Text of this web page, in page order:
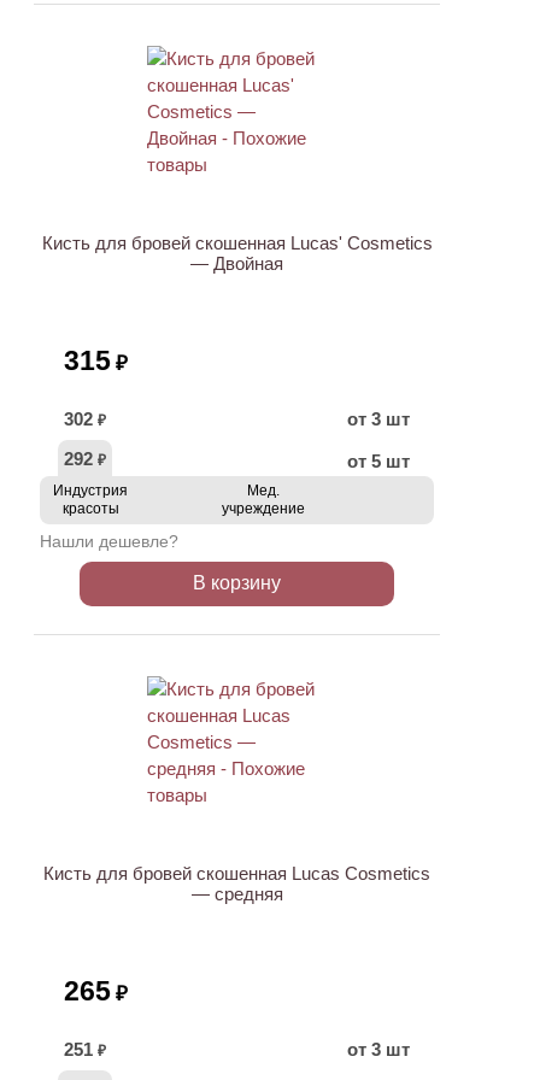
Кисть для бровей скошенная Lucas' Cosmetics
— Двойная
315 ₽
302 ₽
от 3 шт
292 ₽ от 5 шт
Индустрия
красоты
Мед.
учреждение
Нашли дешевле?
В корзину
Кисть для бровей скошенная Lucas Cosmetics
— средняя
265 ₽
251 ₽
от 3 шт